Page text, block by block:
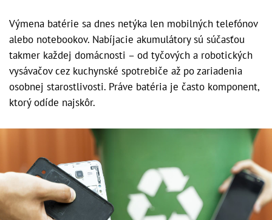
Výmena batérie sa dnes netýka len mobilných telefónov
alebo notebookov. Nabíjacie akumulátory sú súčasťou
takmer každej domácnosti – od tyčových a robotických
vysávačov cez kuchynské spotrebiče až po zariadenia
osobnej starostlivosti. Práve batéria je často komponent,
ktorý odíde najskôr.